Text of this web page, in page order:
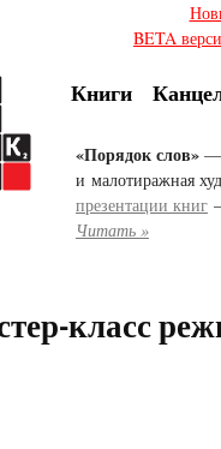
BETA
Книги
«Порядок слов» —
и малотиражная
презентации книг
Читать »
класс